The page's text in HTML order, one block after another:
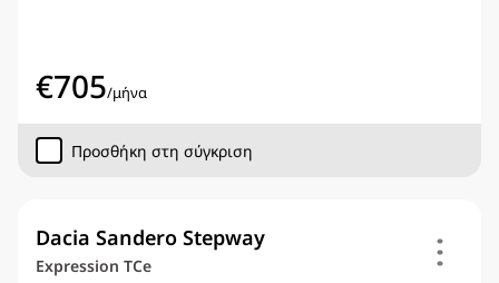
€705/μήνα
Προσθήκη στη σύγκριση
Dacia Sandero Stepway
Expression TCe